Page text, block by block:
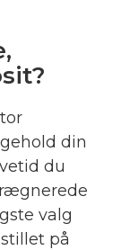
din
du
valg
på